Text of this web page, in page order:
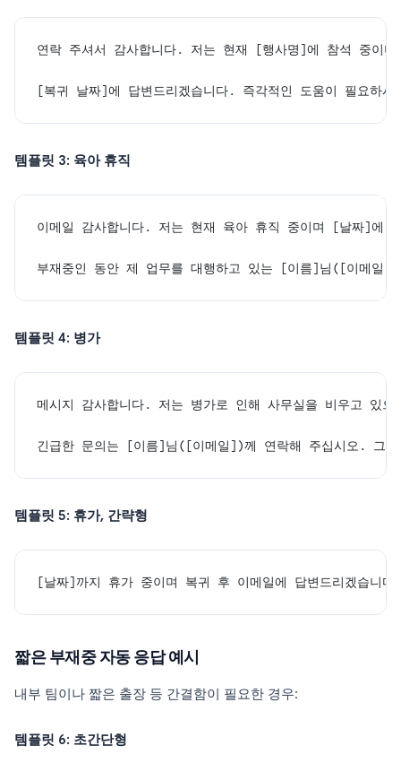
연락 주셔서 감사합니다. 저는 현재 [행사명]에 참석 중이
[복귀 날짜]에 답변드리겠습니다. 즉각적인 도움이 필요하
템플릿 3: 육아 휴직
이메일 감사합니다. 저는 현재 육아 휴직 중이며 [날짜]에
부재중인 동안 제 업무를 대행하고 있는 [이름]님([이메일
템플릿 4: 병가
메시지 감사합니다. 저는 병가로 인해 사무실을 비우고 있
긴급한 문의는 [이름]님([이메일])께 연락해 주십시오. 그
템플릿 5: 휴가, 간략형
[날짜]까지 휴가 중이며 복귀 후 이메일에 답변드리겠습
짧은 부재중 자동 응답 예시
내부 팀이나 짧은 출장 등 간결함이 필요한 경우:
템플릿 6: 초간단형